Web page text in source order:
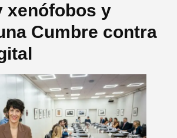
xenófobos y
Cumbre contra